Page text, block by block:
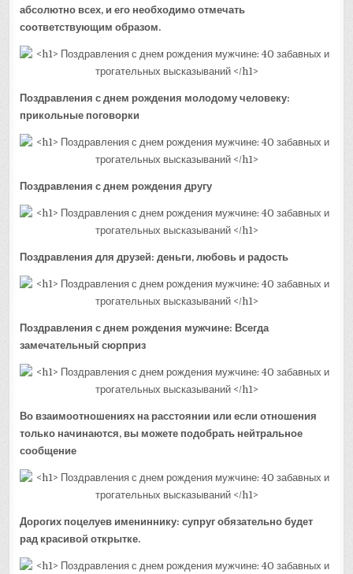
абсолютно всех, и его необходимо отмечать
соответствующим образом.
Поздравления с днем рождения молодому человеку:
прикольные поговорки
Поздравления с днем рождения другу
Поздравления для друзей: деньги, любовь и радость
Поздравления с днем рождения мужчине: Всегда
замечательный сюрприз
Во взаимоотношениях на расстоянии или если отношения
только начинаются, вы можете подобрать нейтральное
сообщение
Дорогих поцелуев имениннику: супруг обязательно будет
рад красивой открытке.